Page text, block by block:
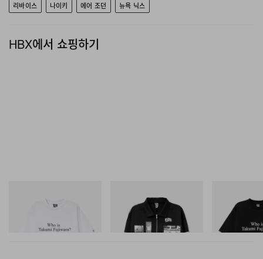
리바이스 나이키 에어 조던 뉴욕 닉스
HBX에서 쇼핑하기
Billionaire Boys Club X Initial
D Cotton T-Shirt 3
Billionaire Boys Club X Initial
D Cotton Jacket
쇼핑하기
Billionaire
D Cotton T-
쇼핑하기